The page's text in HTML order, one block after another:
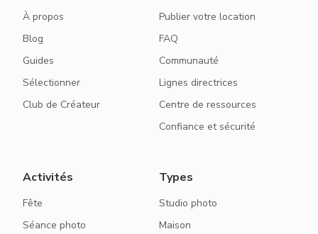
À propos
Blog
Guides
Sélectionner
Club de Créateur
Publier votre location
FAQ
Communauté
Lignes directrices
Centre de ressources
Confiance et sécurité
Activités
Fête
Séance photo
Types
Studio photo
Maison